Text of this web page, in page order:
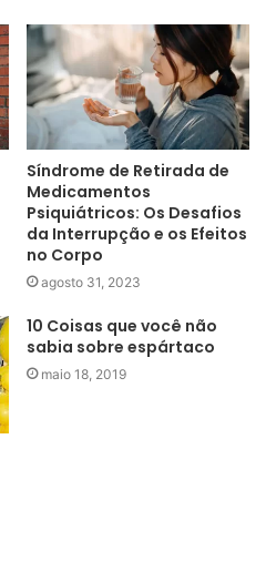
Síndrome de Retirada de
Medicamentos
Psiquiátricos: Os Desafios
da Interrupção e os Efeitos
no Corpo
agosto 31, 2023
10 Coisas que você não
sabia sobre espártaco
maio 18, 2019